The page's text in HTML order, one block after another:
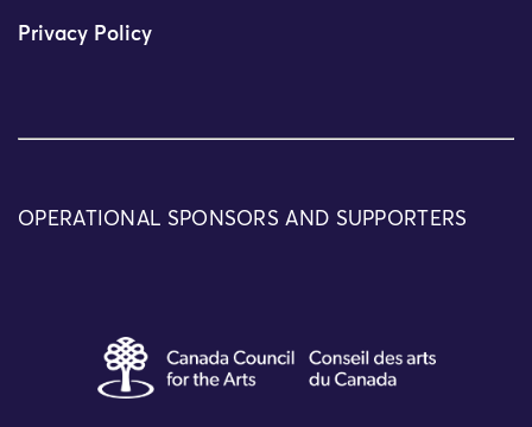
Privacy Policy
OPERATIONAL SPONSORS AND SUPPORTERS